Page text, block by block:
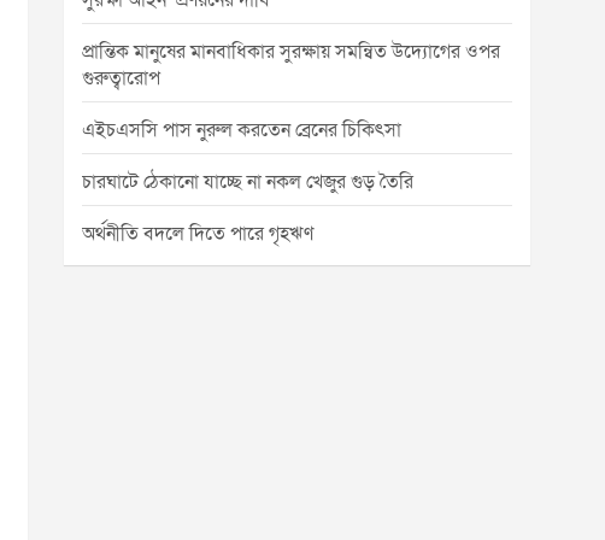
প্রান্তিক মানুষের মানবাধিকার সুরক্ষায় সমন্বিত উদ্যোগের ওপর
গুরুত্বারোপ
এইচএসসি পাস নুরুল করতেন ব্রেনের চিকিৎসা
চারঘাটে ঠেকানো যাচ্ছে না নকল খেজুর গুড় তৈরি
অর্থনীতি বদলে দিতে পারে গৃহঋণ